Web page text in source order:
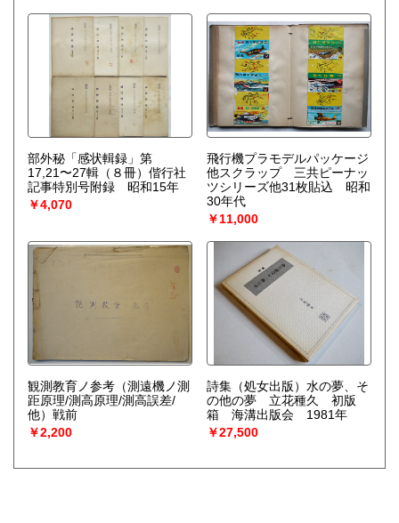
部外秘「感状輯録」第
17,21〜27輯（８冊）偕行社
記事特別号附録 昭和15年
￥4,070
飛行機プラモデルパッケージ
他スクラップ 三共ピーナッ
ツシリーズ他31枚貼込 昭和
30年代
￥11,000
観測教育ノ参考（測遠機ノ測
距原理/測高原理/測高誤差/
他）戦前
￥2,200
詩集（処女出版）水の夢、そ
の他の夢 立花種久 初版
箱 海溝出版会 1981年
￥27,500